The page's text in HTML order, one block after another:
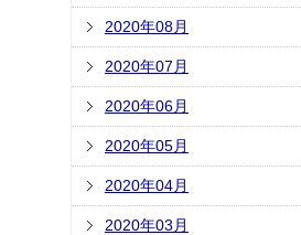
2020年08月
2020年07月
2020年06月
2020年05月
2020年04月
2020年03月